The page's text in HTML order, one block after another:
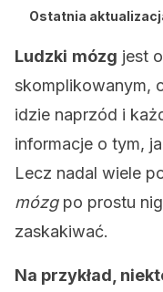
Ostatnia
Ludzki mózg jest
skomplikowanym,
idzie naprzód i
informacje o tym,
Lecz nadal wiele
mózgpo prostu
zaskakiwać.
Na przykład,